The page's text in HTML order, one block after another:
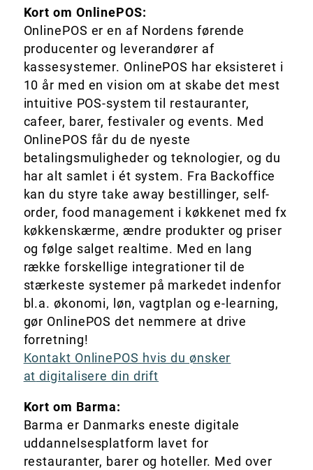
Kort om OnlinePOS:
OnlinePOS er en af Nordens førende
producenter og leverandører af
kassesystemer. OnlinePOS har eksisteret i
10 år med en vision om at skabe det mest
intuitive POS-system til restauranter,
cafeer, barer, festivaler og events. Med
OnlinePOS får du de nyeste
betalingsmuligheder og teknologier, og du
har alt samlet i ét system. Fra Backoffice
kan du styre take away bestillinger, self-
order, food management i køkkenet med fx
køkkenskærme, ændre produkter og priser
og følge salget realtime. Med en lang
række forskellige integrationer til de
stærkeste systemer på markedet indenfor
bl.a. økonomi, løn, vagtplan og e-learning,
gør OnlinePOS det nemmere at drive
forretning!
Kontakt OnlinePOS hvis du ønsker
at digitalisere din drift
Kort om Barma:
Barma er Danmarks eneste digitale
uddannelsesplatform lavet for
restauranter, barer og hoteller. Med over